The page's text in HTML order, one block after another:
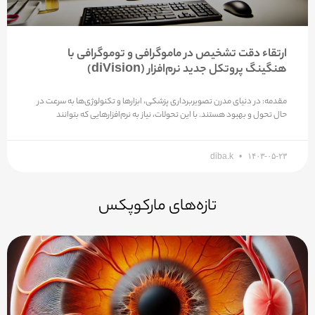
ارتقاء دقت تشخیص در ماموگرافی و توموگرافی با
هنگینگ پروتکل جدید نرم‌افزار (diVision)
مقدمه: در دنیای مدرن تصویربرداری پزشکی، ابزارها و تکنولوژی‌ها به سرعت در
حال تحول و بهبود هستند. با این تحولات، نیاز به نرم‌افزارهایی که بتوانند
diba.k ۱۴۰۳-۰۵-۲۳
تازه‌های مارکوپکس